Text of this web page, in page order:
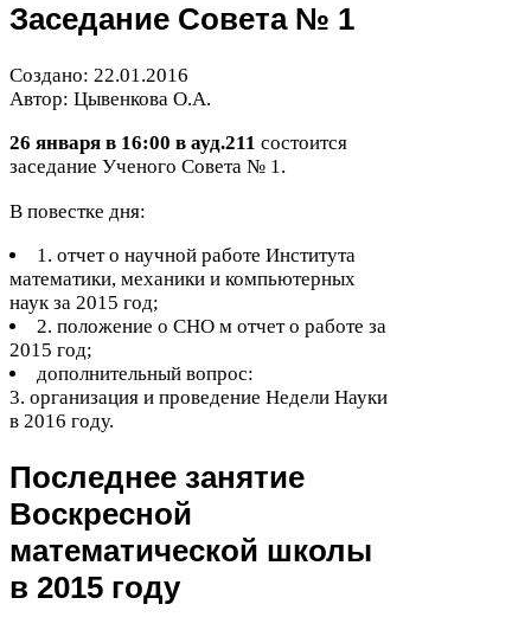
Заседание Совета № 1
Создано: 22.01.2016
Автор: Цывенкова О.А.
26 января в 16:00 в ауд.211 состоится
заседание Ученого Совета № 1.
В повестке дня:
1. отчет о научной работе Института
математики, механики и компьютерных
наук за 2015 год;
2. положение оСНО м отчет о работе за
2015 год;
дополнительный вопрос:
3. организация и проведение Недели Науки
в 2016 году.
Последнее занятие
Воскресной
математической школы
в 2015 году